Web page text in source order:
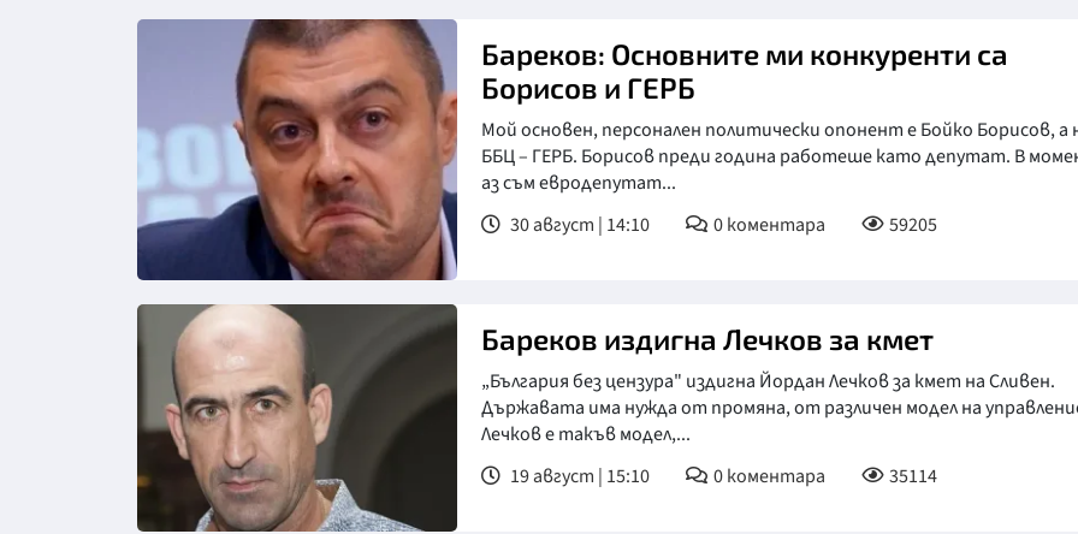
Бареков: Основните ми конкуренти са
Борисов и ГЕРБ
Мой основен, персонален политически опонент е Бойко Борисов, а
ББЦ – ГЕРБ. Борисов преди година работеше като депутат. В
аз съм евродепутат...
30 август | 14:10
0коментара 59205
Бареков издигна Лечков за кмет
„България без цензура" издигна Йордан Лечков за кмет на Сливен.
Държавата има нужда от промяна, от различен модел на
Лечков е такъв модел,...
19 август | 15:10
0коментара 35114